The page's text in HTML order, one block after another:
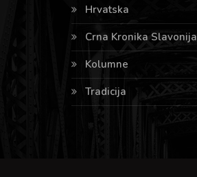
Hrvatska
Crna Kronika Slavonija
Kolumne
Tradicija